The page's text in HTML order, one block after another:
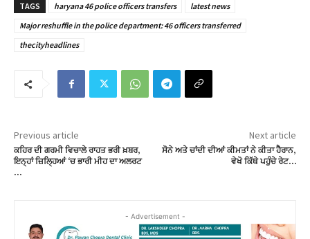
TAGS haryana 46 police officers transfers
latest news
Major reshuffle in the police department: 46 officers transferred
thecityheadlines
Previous article
ਕਹਿਰ ਦੀ ਗਰਮੀ ਵਿਚਾਲੇ ਰਾਹਤ ਭਰੀ ਖ਼ਬਰ,
ਇਨ੍ਹਾਂ ਜ਼ਿਲ੍ਹਿਆਂ ‘ਚ ਭਾਰੀ ਮੀਹ ਦਾ ਅਲਰਟ
…
Next article
ਸੋਨੇ ਅਤੇ ਚਾਂਦੀ ਦੀਆਂ ਕੀਮਤਾਂ ਨੇ ਕੀਤਾ ਹੈਰਾਨ,
ਵੇਖੋ ਕਿੱਥੇ ਪਹੁੰਚੇ ਰੇਟ…
- Advertisement -